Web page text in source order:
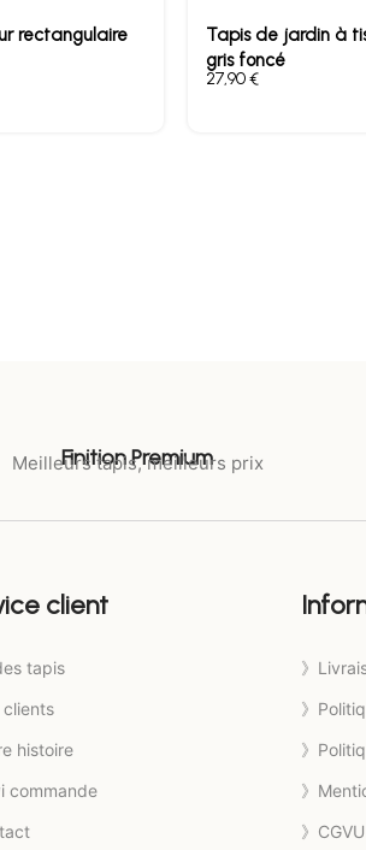
rectangulaire
Tapis de jardin à
gris foncé
€
Finition Premium
Meilleurs tapis, meilleurs prix
client
tapis
clients
histoire
commande
》
》
》
》
》CGVU